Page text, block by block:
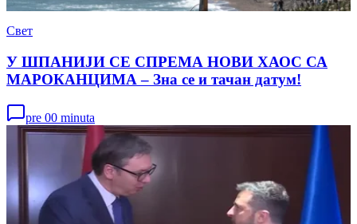
Свет
У ШПАНИЈИ СЕ СПРЕМА НОВИ ХАОС СА
МАРОКАНЦИМА – Зна се и тачан датум!
pre 00 minuta